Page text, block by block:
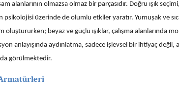
alanlarının olmazsa olmaz bir parçasıdır. Doğru ışık
psikolojisi üzerinde de olumlu etkiler yaratır. Yumuşak ve
oluştururken; beyaz ve güçlü ışıklar, çalışma alanlarında
anlayışında aydınlatma, sadece işlevsel bir ihtiyaç değil,
görülmektedir.